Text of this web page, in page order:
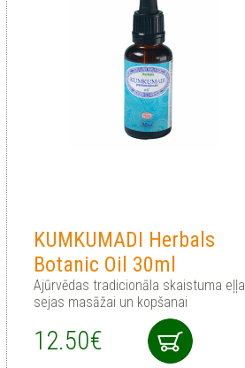
KUMKUMADI Herbals
Botanic Oil 30ml
Ajūrvēdas tradicionāla skaistuma eļļa
sejas masāžai un kopšanai
12.50€